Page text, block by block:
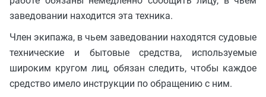
заведовании находится эта техника.
Член экипажа, в чьем заведовании находятся судовые
технические и бытовые средства, используемые
широким кругом лиц, обязан следить, чтобы каждое
средство имело инструкции по обращению с ним.